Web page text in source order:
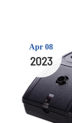
Apr 08
2023